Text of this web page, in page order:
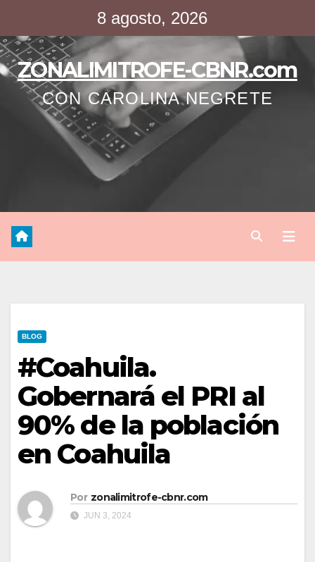
contenido
8 agosto, 2026
ZONALIMITROFE-CBNR.com
CON CAROLINA NEGRETE
BLOG
#Coahuila.
Gobernará el PRI al
90% de la población
en Coahuila
Por zonalimitrofe-cbnr.com
JUN 3, 2024